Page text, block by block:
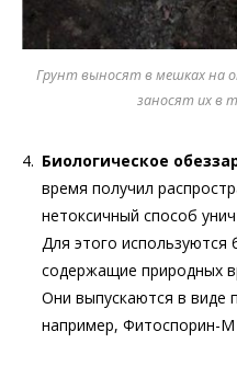
Грунт выносят в мешках на
заносят их в
Биологическое
время получил
нетоксичный способ
Для этого
содержащие природных
Они выпускаются в виде
например, Фитоспорин-